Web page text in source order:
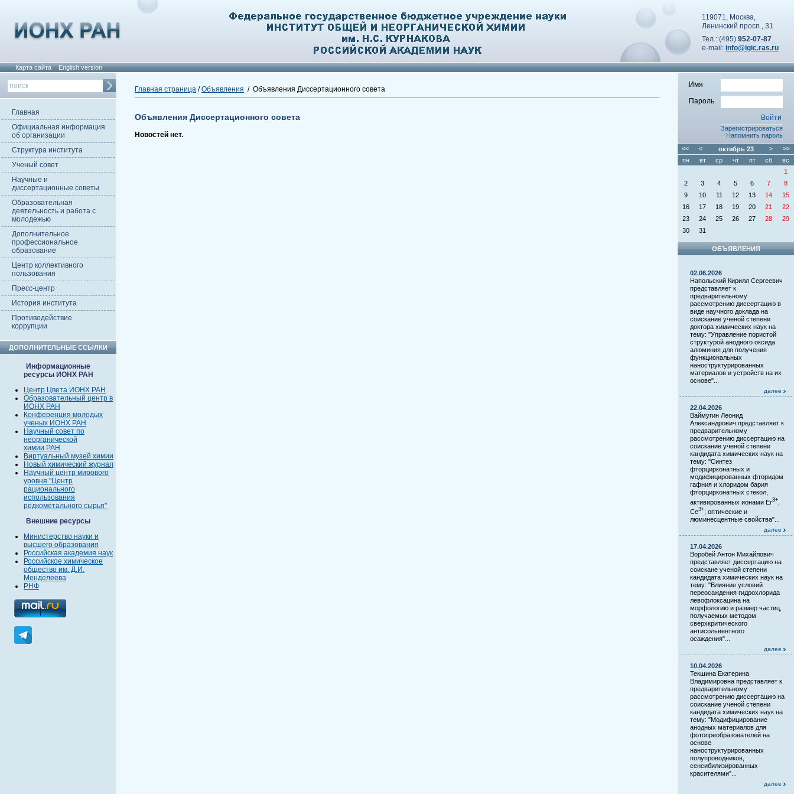
119071, Москва,
Ленинский просп., 31
Тел.: (495) 952-07-87
e-mail: info@igic.ras.ru
Карта сайта English version
Главная
Официальная информация
об организации
Структура института
Ученый совет
Научные и
диссертационные советы
Образовательная
деятельность и работа с
молодежью
Дополнительное
профессиональное
образование
Центр коллективного
пользования
Пресс-центр
История института
Противодействие
коррупции
ДОПОЛНИТЕЛЬНЫЕ ССЫЛКИ
Информационные
ресурсы ИОНХ РАН
Центр Цвета ИОНХ РАН
Образовательный центр в
ИОНХ РАН
Конференция молодых
ученых ИОНХ РАН
Научный совет по
неорганической
химии РАН
Виртуальный музей химии
Новый химический журнал
Научный центр мирового
уровня "Центр
рационального
использования
редкометального сырья"
Внешние ресурсы
Министерство науки и
высшего образования
Российская академия наук
Российское химическое
общество им. Д.И.
Менделеева
РНФ
Главная страница /Объявления / Объявления Диссертационного совета
Объявления Диссертационного совета
Новостей нет.
Имя
Пароль
Зарегистрироваться
Напомнить пароль
<< < октябрь23 > >>
пн вт ср чт пт сб
вс
1
2
3 4 5 6 7
8
9
10 11 12 13 14
15
16
17 18 19 20 21
22
23
24 25 26 27 28
29
30
31
ОБЪЯВЛЕНИЯ
02.06.2026
Напольский Кирилл Сергеевич
представляет к
предварительному
рассмотрению диссертацию в
виде научного доклада на
соискание ученой степени
доктора химических наук на
тему: "Управление пористой
структурой анодного оксида
алюминия для получения
функциональных
наноструктурированных
материалов и устройств на их
основе"...
далее
22.04.2026
Ваймугин Леонид
Александрович представляет к
предварительному
рассмотрению диссертацию на
соискание ученой степени
кандидата химических наук на
тему: "Синтез
фторцирконатных и
модифицированных фторидом
гафния и хлоридом бария
фторцирконатных стекол,
активированных ионами Er3+
Ce3+; оптические и
люминесцентные свойства"...
далее
17.04.2026
Воробей Антон Михайлович
представляет диссертацию на
соискане ученой степени
кандидата химических наук на
тему: "Влияние условий
переосаждения гидрохлорида
левофлоксацина на
морфологию и размер частиц,
получаемых методом
сверхкритического
антисольвентного
осаждения"...
далее
10.04.2026
Текшина Екатерина
Владимировна представляет к
предварительному
рассмотрению диссертацию на
соискание ученой степени
кандидата химических наук на
тему: "Модифицирование
анодных материалов для
фотопреобразователей на
основе
наноструктурированных
полупроводников,
сенсибилизированных
красителями"...
далее